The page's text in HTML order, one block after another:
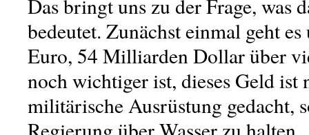
Das bringt uns zu der Frage, was
bedeutet. Zunächst einmal geht
Euro, 54 Milliarden Dollar über
noch wichtiger ist, dieses Geld ist
militärische Ausrüstung gedacht,